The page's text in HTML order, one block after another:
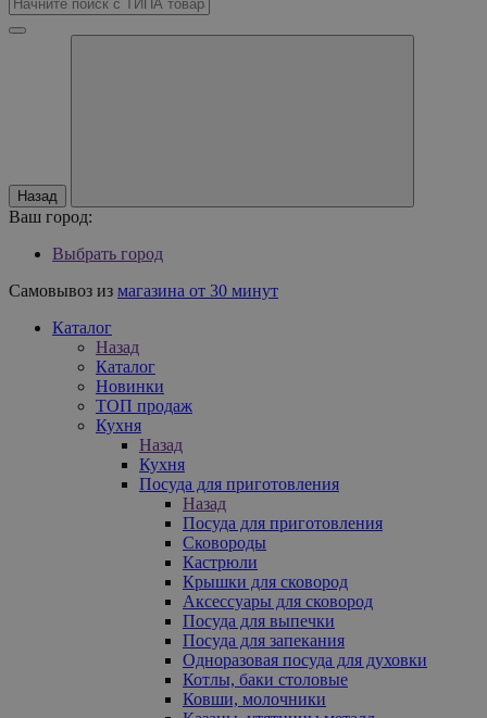
Назад
Ваш город:
Выбрать город
Самовывоз из магазина от 30 минут
Каталог
Назад
Каталог
Новинки
ТОП продаж
Кухня
Назад
Кухня
Посуда для приготовления
Назад
Посуда для приготовления
Сковороды
Кастрюли
Крышки для сковород
Аксессуары для сковород
Посуда для выпечки
Посуда для запекания
Одноразовая посуда для духовки
Котлы, баки столовые
Ковши, молочники